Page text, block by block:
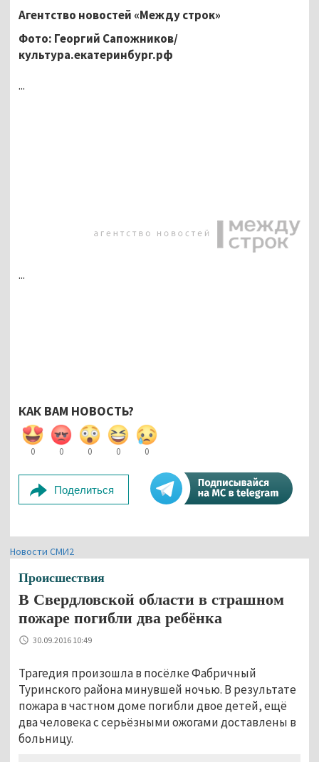
Агентство новостей «Между строк»
Фото: Георгий Сапожников/
культура.екатеринбург.рф
...
...
КАК ВАМ НОВОСТЬ?
0 0 0 0 0
Поделиться
Новости СМИ2
Происшествия
В Свердловской области в страшном
пожаре погибли два ребёнка
30.09.2016 10:49
Трагедия произошла в посёлке Фабричный
Туринского района минувшей ночью. В результате
пожара в частном доме погибли двое детей, ещё
два человека с серьёзными ожогами доставлены в
больницу.